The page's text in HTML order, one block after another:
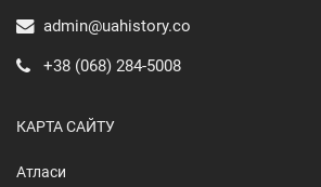
admin@uahistory.co
+38 (068) 284-5008
КАРТА САЙТУ
Атласи